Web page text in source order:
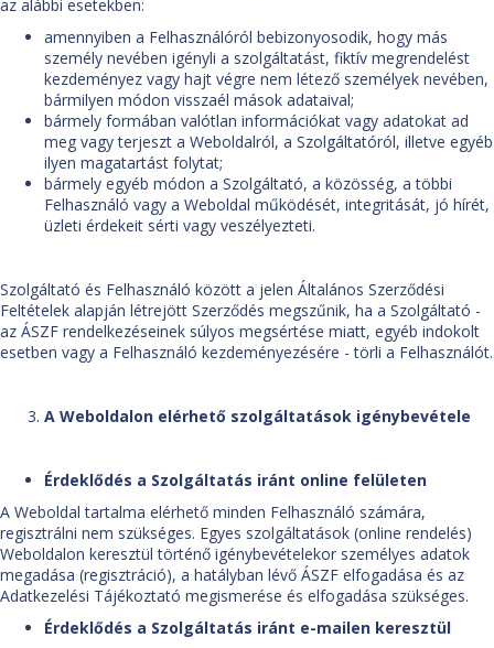
az alábbi esetekben:
amennyiben a Felhasználóról bebizonyosodik, hogy más
személy nevében igényli a szolgáltatást, fiktív megrendelést
kezdeményez vagy hajt végre nem létező személyek nevében,
bármilyen módon visszaél mások adataival;
bármely formában valótlan információkat vagy adatokat ad
meg vagy terjeszt a Weboldalról, a Szolgáltatóról, illetve egyéb
ilyen magatartást folytat;
bármely egyéb módon a Szolgáltató, a közösség, a többi
Felhasználó vagy a Weboldal működését, integritását, jó hírét,
üzleti érdekeit sérti vagy veszélyezteti.
Szolgáltató és Felhasználó között a jelen Általános Szerződési
Feltételek alapján létrejött Szerződés megszűnik, ha a Szolgáltató -
az ÁSZF rendelkezéseinek súlyos megsértése miatt, egyéb indokolt
esetben vagy a Felhasználó kezdeményezésére - törli a Felhasználót.
A Weboldalon elérhető szolgáltatások igénybevétele
Érdeklődés a Szolgáltatás iránt online felületen
A Weboldal tartalma elérhető minden Felhasználó számára,
regisztrálni nem szükséges. Egyes szolgáltatások (online rendelés)
Weboldalon keresztül történő igénybevételekor személyes adatok
megadása (regisztráció), a hatályban lévő ÁSZF elfogadása és az
Adatkezelési Tájékoztató megismerése és elfogadása szükséges.
Érdeklődés a Szolgáltatás iránt e-mailen keresztül